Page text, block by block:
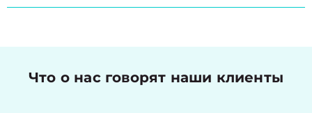
Что о нас говорят наши клиенты